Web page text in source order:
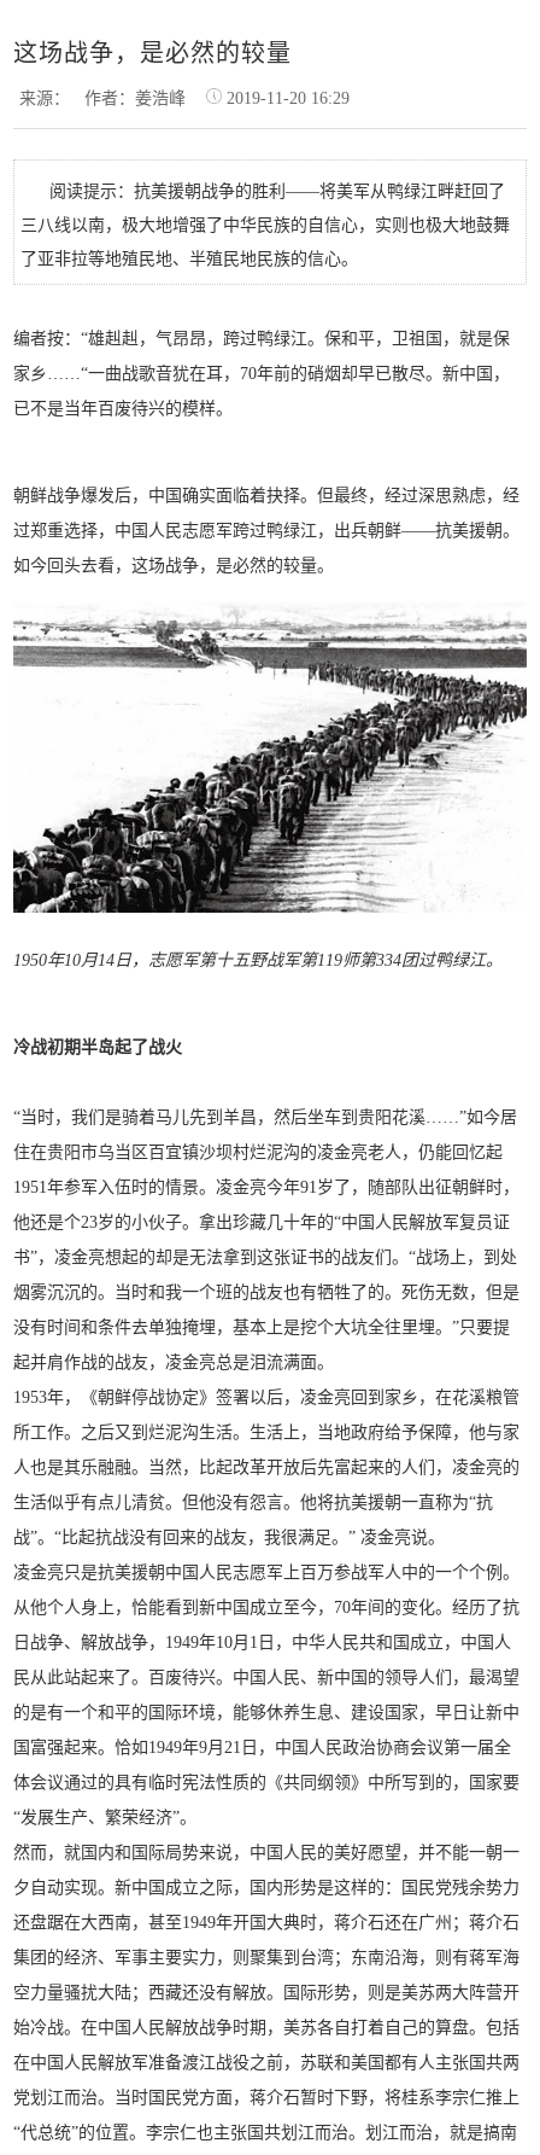
这场战争，是必然的较量
来源：作者：姜浩峰 2019-11-20 16:29
阅读提示：抗美援朝战争的胜利——将美军从鸭绿江畔赶回了
三八线以南，极大地增强了中华民族的自信心，实则也极大地鼓舞
了亚非拉等地殖民地、半殖民地民族的信心。
编者按：“雄赳赳，气昂昂，跨过鸭绿江。保和平，卫祖国，就是保
家乡……“一曲战歌音犹在耳，70年前的硝烟却早已散尽。新中国，
已不是当年百废待兴的模样。
朝鲜战争爆发后，中国确实面临着抉择。但最终，经过深思熟虑，经
过郑重选择，中国人民志愿军跨过鸭绿江，出兵朝鲜——抗美援朝。
如今回头去看，这场战争，是必然的较量。
1950年10月14日，志愿军第十五野战军第119师第334团过鸭绿江。
冷战初期半岛起了战火
“当时，我们是骑着马儿先到羊昌，然后坐车到贵阳花溪……”如今居
住在贵阳市乌当区百宜镇沙坝村烂泥沟的凌金亮老人，仍能回忆起
1951年参军入伍时的情景。凌金亮今年91岁了，随部队出征朝鲜时，
他还是个23岁的小伙子。拿出珍藏几十年的“中国人民解放军复员证
书”，凌金亮想起的却是无法拿到这张证书的战友们。“战场上，到处
烟雾沉沉的。当时和我一个班的战友也有牺牲了的。死伤无数，但是
没有时间和条件去单独掩埋，基本上是挖个大坑全往里埋。”只要提
起并肩作战的战友，凌金亮总是泪流满面。
1953年，《朝鲜停战协定》签署以后，凌金亮回到家乡，在花溪粮管
所工作。之后又到烂泥沟生活。生活上，当地政府给予保障，他与家
人也是其乐融融。当然，比起改革开放后先富起来的人们，凌金亮的
生活似乎有点儿清贫。但他没有怨言。他将抗美援朝一直称为“抗
战”。“比起抗战没有回来的战友，我很满足。” 凌金亮说。
凌金亮只是抗美援朝中国人民志愿军上百万参战军人中的一个个例。
从他个人身上，恰能看到新中国成立至今，70年间的变化。经历了抗
日战争、解放战争，1949年10月1日，中华人民共和国成立，中国人
民从此站起来了。百废待兴。中国人民、新中国的领导人们，最渴望
的是有一个和平的国际环境，能够休养生息、建设国家，早日让新中
国富强起来。恰如1949年9月21日，中国人民政治协商会议第一届全
体会议通过的具有临时宪法性质的《共同纲领》中所写到的，国家要
“发展生产、繁荣经济”。
然而，就国内和国际局势来说，中国人民的美好愿望，并不能一朝一
夕自动实现。新中国成立之际，国内形势是这样的：国民党残余势力
还盘踞在大西南，甚至1949年开国大典时，蒋介石还在广州；蒋介石
集团的经济、军事主要实力，则聚集到台湾；东南沿海，则有蒋军海
空力量骚扰大陆；西藏还没有解放。国际形势，则是美苏两大阵营开
始冷战。在中国人民解放战争时期，美苏各自打着自己的算盘。包括
在中国人民解放军准备渡江战役之前，苏联和美国都有人主张国共两
党划江而治。当时国民党方面，蒋介石暂时下野，将桂系李宗仁推上
“代总统”的位置。李宗仁也主张国共划江而治。划江而治，就是搞南